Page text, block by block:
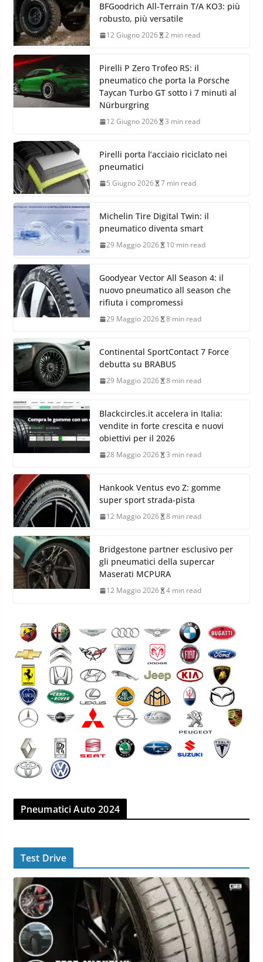
BFGoodrich All-Terrain T/A KO3: più
robusto, più versatile
12 Giugno 2026 2 min read
Pirelli P Zero Trofeo RS: il
pneumatico che porta la Porsche
Taycan Turbo GT sotto i 7 minuti al
Nürburgring
12 Giugno 2026 3 min read
Pirelli porta l’acciaio riciclato nei
pneumatici
5 Giugno 2026 7 min read
Michelin Tire Digital Twin: il
pneumatico diventa smart
29 Maggio 2026 10 min read
Goodyear Vector All Season 4: il
nuovo pneumatico all season che
rifiuta i compromessi
29 Maggio 2026 8 min read
Continental SportContact 7 Force
debutta su BRABUS
29 Maggio 2026 8 min read
Blackcircles.it accelera in Italia:
vendite in forte crescita e nuovi
obiettivi per il 2026
28 Maggio 2026 3 min read
Hankook Ventus evo Z: gomme
super sport strada-pista
12 Maggio 2026 8 min read
Bridgestone partner esclusivo per
gli pneumatici della supercar
Maserati MCPURA
12 Maggio 2026 4 min read
Pneumatici Auto 2024
Test Drive